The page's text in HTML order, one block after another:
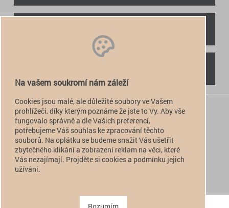
 +420 774 949 776
 info@alfatactical.cz
verze pro PC
Na vašem soukromí nám záleží
Cookies jsou malé, ale důležité soubory ve Vašem
prohlížeči, díky kterým poznáme že jste to Vy. Aby vše
fungovalo správně a dle Vašich preferencí,
potřebujeme Váš souhlas ke zpracování těchto
souborů. Na oplátku se budeme snažit Vás ušetřit
zbytečného klikání a zobrazení reklam na věci, které
Vás nezajímají. Projděte si cookies a podmínku jejich
užívání.